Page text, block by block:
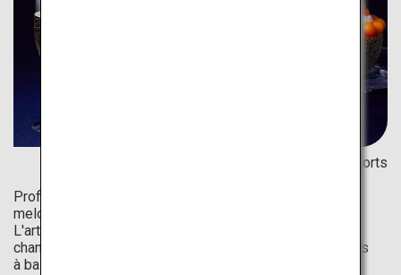
Auberges Hoshino Resorts
Profitez d'une savoureuse glace pilée associant des
melons de saison et des produits laitiers du terroir.
L'artisan Melon Champagne Terrace propose plusieurs
champagnes à associer à de la glace pilée et à des plats
à base de melon (de juin à août).